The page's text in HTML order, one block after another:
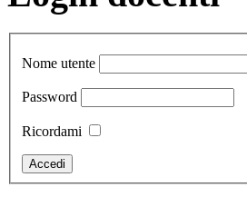
Nome utente
Password
Ricordami